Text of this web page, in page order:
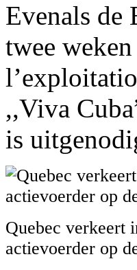
Evenals de
twee
,,Viva
is
Quebec verkeert
actievoerder op